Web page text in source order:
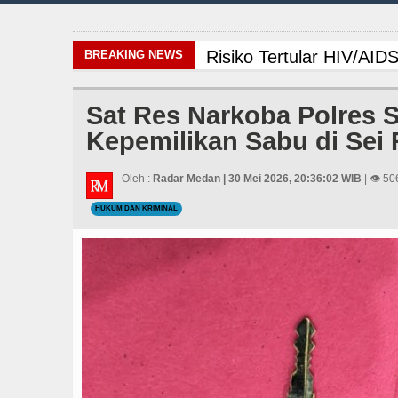
BREAKING NEWS Risiko Tertular HIV/
Bayern Munich Menang
Dugaan Penyimpangan
Real Madrid Tandang
Masyarakat Desak
Risiko Tertular HIV/
Juventus vs Inter
Sat Res Narkoba Polres
Kepemilikan Sabu di Sei
Oleh : Radar Medan | 30 Mei 2026, 20:36:02 WIB | 👁
HUKUM DAN KRIMINAL